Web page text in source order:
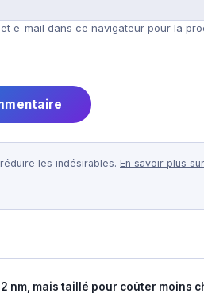
e-mail dans ce navigateur pour la
les indésirables. En savoir plus
nm, mais taillé pour coûter moins